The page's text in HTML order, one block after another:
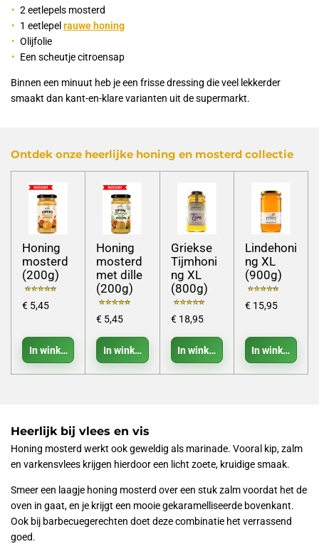
2 eetlepels mosterd
1 eetlepelrauwe honing
Olijfolie
Een scheutje citroensap
Binnen een minuut heb je een frisse dressing die veel lekkerder
smaakt dan kant-en-klare varianten uit de supermarkt.
Ontdek onze heerlijke honing en mosterd collectie
Honing
mosterd
(200g)
€ 5,45
In winkelwagen
Honing
mosterd
met dille
(200g)
€ 5,45
In winkelwagen
Griekse
Tijmhoni
ng XL
(800g)
€ 18,95
In winkelwagen
Lindehoni
ng XL
(900g)
€ 15,95
In
Heerlijk bij vlees en vis
Honing mosterd werkt ook geweldig als marinade. Vooral kip, zalm
en varkensvlees krijgen hierdoor een licht zoete, kruidige smaak.
Smeer een laagje honing mosterd over een stuk zalm voordat het de
oven in gaat, en je krijgt een mooie gekaramelliseerde bovenkant.
Ook bij barbecuegerechten doet deze combinatie het verrassend
goed.